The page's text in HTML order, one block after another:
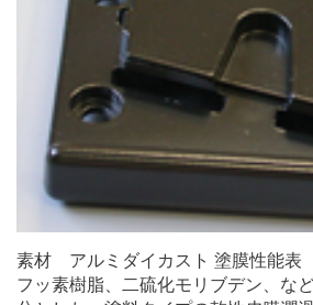
素材 アルミダイカスト 塗膜性能
フッ素樹脂、二硫化モリブデン、な